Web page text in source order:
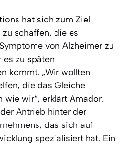
hat sich zum Ziel
schaffen, die es
von Alzheimer zu
zu späten
kommt. „Wir wollten
die das Gleiche
wie wir“, erklärt Amador.
Antrieb hinter der
das sich auf
spezialisiert hat. Ein